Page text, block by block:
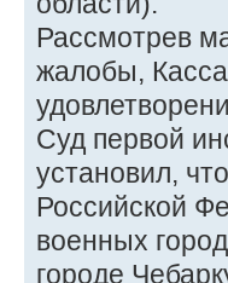
Рассмотрев
жалобы,
Суд первой
установил,
Российской
военных
городе